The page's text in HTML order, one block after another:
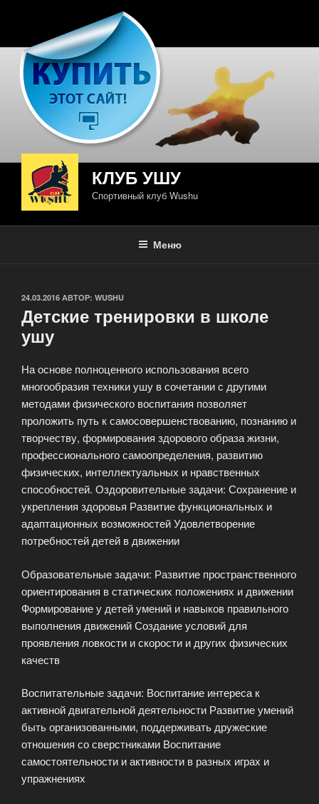
содержимому
КЛУБ УШУ
Спортивный клуб Wushu
Меню
ОПУБЛИКОВАНО
24.03.2016 АВТОР: WUSHU
Детские тренировки в школе
ушу
На основе полноценного использования всего
многообразия техники ушу в сочетании с другими
методами физического воспитания позволяет
проложить путь к самосовершенствованию, познанию и
творчеству, формирования здорового образа жизни,
профессионального самоопределения, развитию
физических, интеллектуальных и нравственных
способностей. Оздоровительные задачи: Сохранение и
укрепления здоровья Развитие функциональных и
адаптационных возможностей Удовлетворение
потребностей детей в движении
Образовательные задачи: Развитие пространственного
ориентирования в статических положениях и движении
Формирование у детей умений и навыков правильного
выполнения движений Создание условий для
проявления ловкости и скорости и других физических
качеств
Воспитательные задачи: Воспитание интереса к
активной двигательной деятельности Развитие умений
быть организованными, поддерживать дружеские
отношения со сверстниками Воспитание
самостоятельности и активности в разных играх и
упражнениях